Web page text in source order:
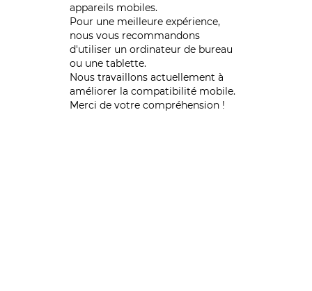
appareils mobiles.
Pour une meilleure expérience,
nous vous recommandons
d'utiliser un ordinateur de bureau
ou une tablette.
Nous travaillons actuellement à
améliorer la compatibilité mobile.
Merci de votre compréhension !